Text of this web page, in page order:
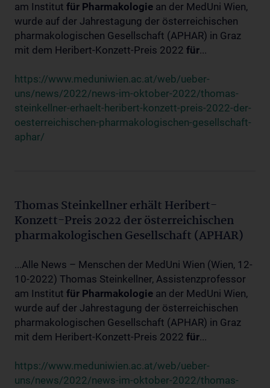
am Institut für Pharmakologie an der MedUni Wien,
wurde auf der Jahrestagung der österreichischen
pharmakologischen Gesellschaft (APHAR) in Graz
mit dem Heribert-Konzett-Preis 2022 für...
https://www.meduniwien.ac.at/web/ueber-
uns/news/2022/news-im-oktober-2022/thomas-
steinkellner-erhaelt-heribert-konzett-preis-2022-der-
oesterreichischen-pharmakologischen-gesellschaft-
aphar/
Thomas Steinkellner erhält Heribert-
Konzett-Preis 2022 der österreichischen
pharmakologischen Gesellschaft (APHAR)
...Alle News – Menschen der MedUni Wien (Wien, 12-
10-2022) Thomas Steinkellner, Assistenzprofessor
am Institut für Pharmakologie an der MedUni Wien,
wurde auf der Jahrestagung der österreichischen
pharmakologischen Gesellschaft (APHAR) in Graz
mit dem Heribert-Konzett-Preis 2022 für...
https://www.meduniwien.ac.at/web/ueber-
uns/news/2022/news-im-oktober-2022/thomas-